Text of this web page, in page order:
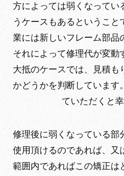
方によっては弱くなってい
うケースもあるということ
業には新しいフレーム部品
それによって修理代が変動
大抵のケースでは、見積も
かどうかを判断しています
ていただくと幸
修理後に弱くなっている部
使用頂けるのであれば、又
範囲内であればこの矯正は